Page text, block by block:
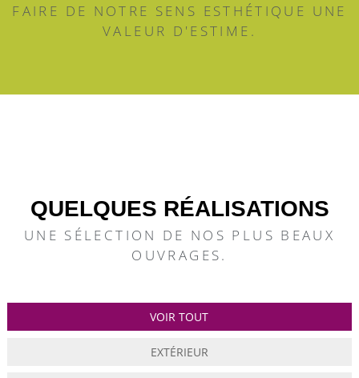
FAIRE DE NOTRE SENS ESTHÉTIQUE UNE
VALEUR D'ESTIME.
QUELQUES RÉALISATIONS
UNE SÉLECTION DE NOS PLUS BEAUX
OUVRAGES.
VOIR TOUT
EXTÉRIEUR